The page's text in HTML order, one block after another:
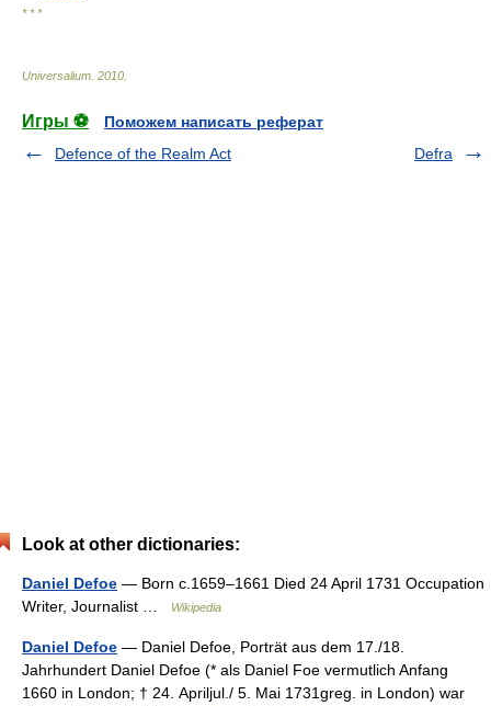
* * *
Universalium 2010
Игры ⚽
Поможем написать реферат
Defence of the Realm Act
Defra
Look at other dictionaries:
Daniel Defoe — Born c.1659–1661 Died 24 April 1731 Occupation
Writer, Journalist …
Wikipedia
Daniel Defoe — Daniel Defoe, Porträt aus dem 17./18.
Jahrhundert Daniel Defoe (* als Daniel Foe vermutlich Anfang
1660 in London; † 24. Apriljul./ 5. Mai 1731greg. in London) war